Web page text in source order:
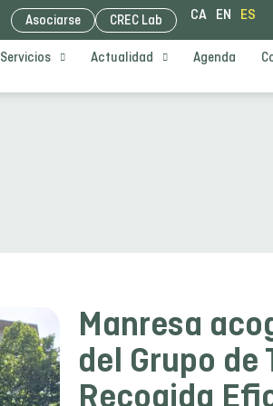
Asociarse CREC Lab CA EN ES
Servicios Actualidad Agenda
Manresa
del Grupo de
Recogida